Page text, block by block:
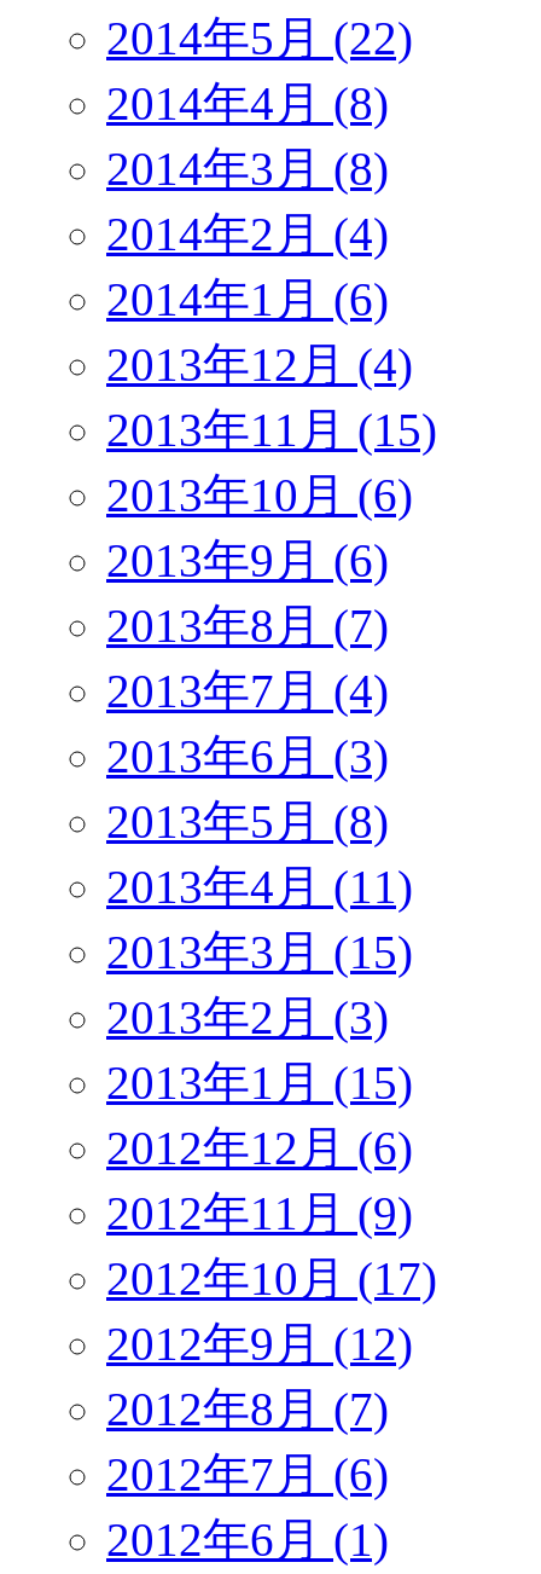
2014年5月 (22)
2014年4月 (8)
2014年3月 (8)
2014年2月 (4)
2014年1月 (6)
2013年12月 (4)
2013年11月 (15)
2013年10月 (6)
2013年9月 (6)
2013年8月 (7)
2013年7月 (4)
2013年6月 (3)
2013年5月 (8)
2013年4月 (11)
2013年3月 (15)
2013年2月 (3)
2013年1月 (15)
2012年12月 (6)
2012年11月 (9)
2012年10月 (17)
2012年9月 (12)
2012年8月 (7)
2012年7月 (6)
2012年6月 (1)